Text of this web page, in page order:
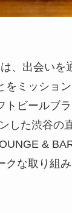
、出会いを
をミッショ
ビールブラ
した渋谷の
&
クな取り組